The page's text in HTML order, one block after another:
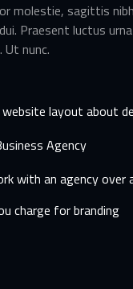
molestie, sagittis
Praesent luctus
nunc.
layout about
Agency
with an agency over
charge for branding